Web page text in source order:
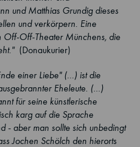
und Matthias Grundig dieses
und verkörpern. Eine
Off-Off-Theater Münchens, die
(Donaukurier)
einer Liebe" (...) ist die
Eheleute. (...)
für seine künstlerische
karg auf die Sprache
- aber man sollte sich unbedingt
Jochen Schölch den hierorts